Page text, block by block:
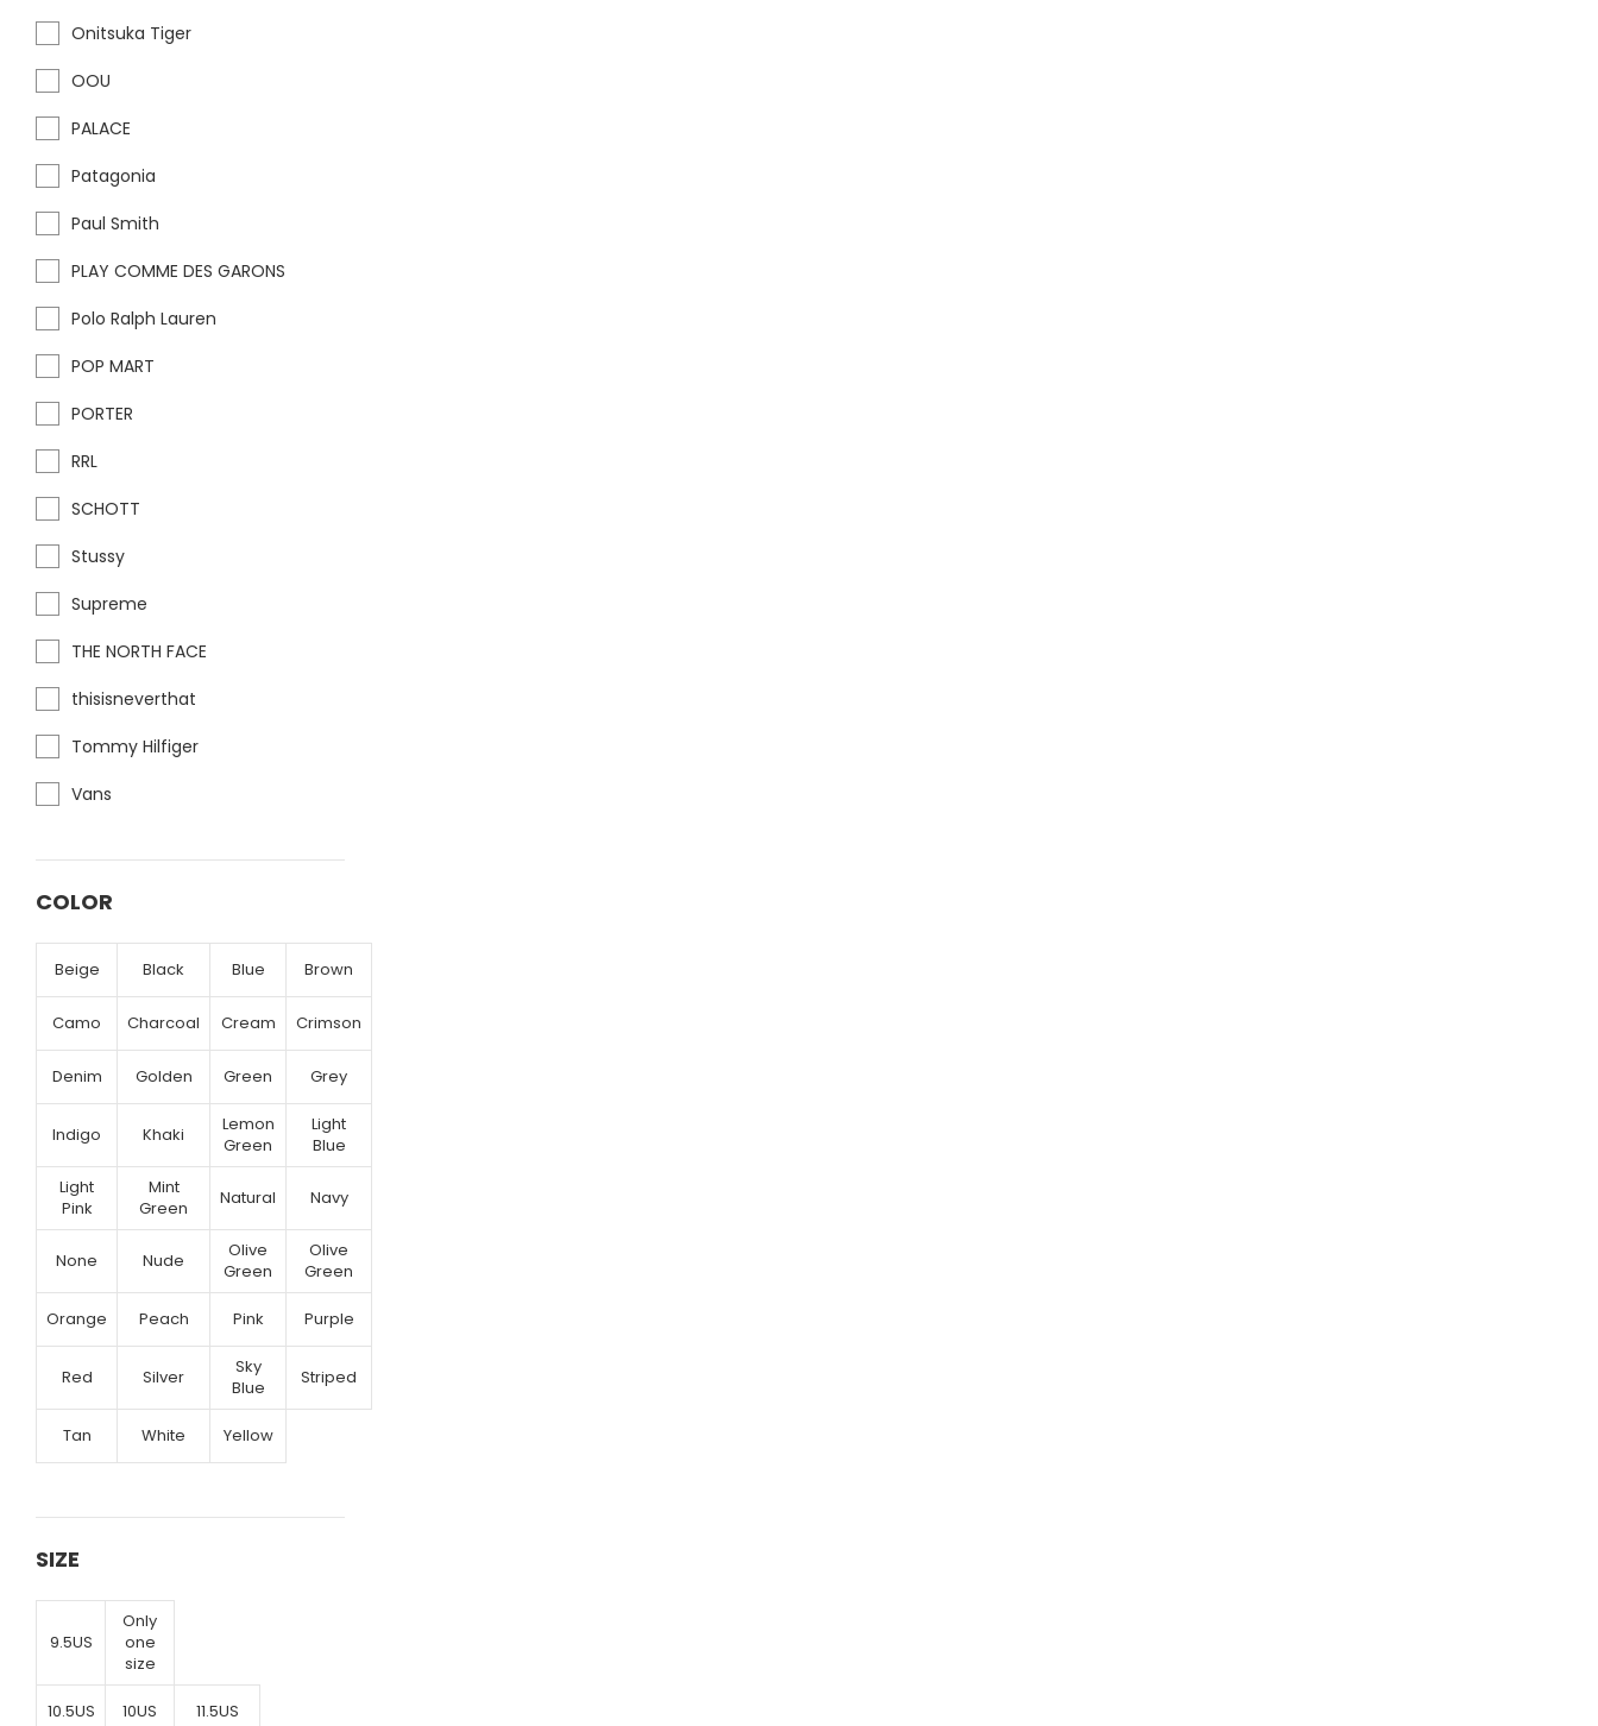
Onitsuka Tiger
OOU
PALACE
Patagonia
Paul Smith
PLAY COMME DES GARONS
Polo Ralph Lauren
POP MART
PORTER
RRL
SCHOTT
Stussy
Supreme
THE NORTH FACE
thisisneverthat
Tommy Hilfiger
Vans
COLOR
Beige Black Blue Brown
Camo Charcoal Cream Crimson
Denim Golden Green Grey
Indigo Khaki
Lemon
Green
Light
Blue
Light
Pink
Mint
Green
Natural Navy
None Nude
Olive
Green
Olive
Green
Orange Peach Pink Purple
Red Silver
Sky
Blue
Striped
Tan White Yellow
SIZE
9.5US
Only
one
size
10.5US 10US 11.5US